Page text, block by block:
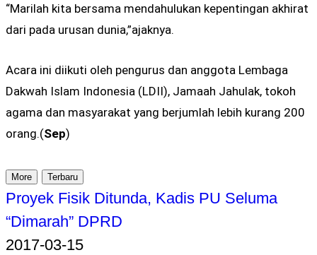
“Marilah kita bersama mendahulukan kepentingan akhirat
dari pada urusan dunia,”ajaknya.
Acara ini diikuti oleh pengurus dan anggota Lembaga
Dakwah Islam Indonesia (LDII), Jamaah Jahulak, tokoh
agama dan masyarakat yang berjumlah lebih kurang 200
orang.(Sep)
More Terbaru
Proyek Fisik Ditunda, Kadis PU Seluma
“Dimarah” DPRD
2017-03-15